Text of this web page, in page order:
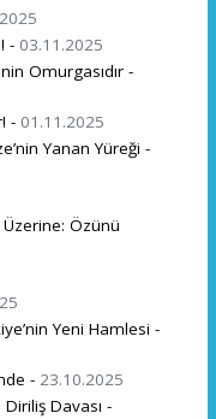
- 03.11.2025
Omurgasıdır -
- 01.11.2025
Yanan Yüreği -
Üzerine: Özünü
Yeni Hamlesi -
- 23.10.2025
Davası -